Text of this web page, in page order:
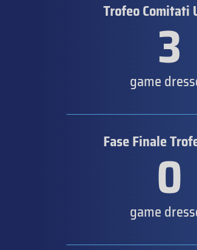
Trofeo Comitati
3
game
Fase Finale0
game